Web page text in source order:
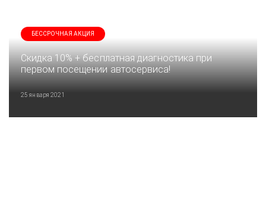
БЕССРОЧНАЯ АКЦИЯ
Скидка 10% + бесплатная диагностика при
первом посещении автосервиса!
25 января 2021